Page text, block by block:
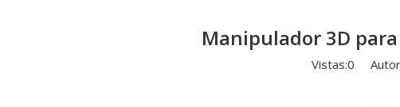
Manipulador 3D
Vistas:0